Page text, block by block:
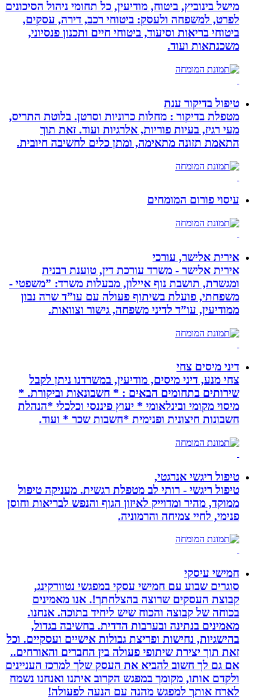
מישל בינוביץ, ביטוח, מודיעין, כל תחומי ניהול הסיכונים
לפרט, למשפחה ולעסק: ביטוחי רכב, דירה, עסקים,
ביטוחי בריאות וסיעוד, ביטוחי חיים ותכנון פנסיוני,
משכנתאות ועוד.
טיפול בדיקור ענת
מטפלת בדיקור : מחלות כרוניות וסרטן. בלוטת התריס,
מעי רגיז, בעיות פוריות, אלרגיות ועוד. זאת תוך
התאמת תזונה מתאימה, ומתן כלים לחשיבה חיובית.
עיסוי פורום המומחים
אירית אלישר, עורכי
אירית אלישר - משרד עורכת דין, טוענת רבנית
ומגשרת, תושבת נוף איילון, מבעלות משרד: ”משפטי -
משפחתי, פועלת בשיתוף פעולה עם עו”ד שרה נבון
ממודיעין, עו”ד לדיני משפחה, גישור וצוואות.
דיני מיסים צחי
צחי מנע, דיני מיסים, מודיעין, במשרדנו ניתן לקבל
שירותים בתחומים הבאים : * חשבונאות וביקורת. *
מיסוי מקומי ובינלאומי * יעוץ פיננסי וכלכלי *הנהלת
חשבונות חיצונית ופנימית *חשבות שכר * ועוד.
טיפול ריגשי אנרגטי,
טיפול ריגשי - רותי לב מטפלת רגשית. מעניקה טיפול
ממוקד, מהיר ומדוייק לאיזון הגוף והנפש לבריאות וחוסן
פנימי, לחיי צמיחה והרמוניה.
חמישי עיסקי
סוגרים שבוע עם חמישי עסקי במפגשי נטוורקינג,
קבוצת העסקים שרוצה בהצלחתך!. אנו מאמינים
בכוחה של קבוצה והכוח שיש ליחיד בתוכה. אנחנו.
מאמינים בנתינה ובערבות הדדית. בחשיבה בגדול,
בהישגיות, נחישות ופריצת גבולות אישיים ועסקיים. וכל
זאת תוך יצירת שיתופי פעולה בין החברים והאורחים..
אם גם לך חשוב להביא את העסק שלך למרכז העניינים
ולקדם אותו, מקומך במפגש הקרוב איתנו ואנחנו נשמח
לארח אותך למפגש מהנה עם הנעה לפעולה!